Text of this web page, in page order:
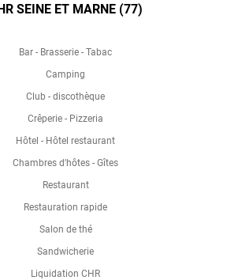
SEINE ET MARNE (77)
Bar - Brasserie - Tabac
Camping
Club - discothèque
Crêperie - Pizzeria
Hôtel - Hôtel restaurant
Chambres d'hôtes - Gîtes
Restaurant
Restauration rapide
Salon de thé
Sandwicherie
Liquidation CHR